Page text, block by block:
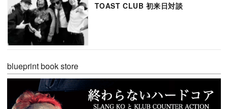
TOAST CLUB 初来日対談
blueprint book store